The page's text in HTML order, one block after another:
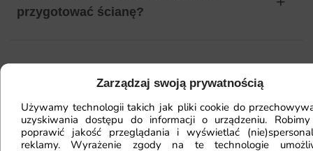
Zarządzaj swoją prywatnością
Używamy technologii takich jak pliki cookie do
uzyskiwania dostępu do informacji o urządzeniu.
poprawić jakość przeglądania i wyświetlać
reklamy. Wyrażenie zgody na te technologie
przygotować ścianę?
Fototapeta ma inny kolor na telefonie
a inny na komputerze. Jak sprawdzić
kolor?